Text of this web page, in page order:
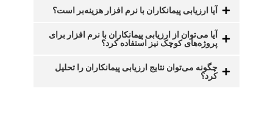
آیا ارزیابی پیمانکاران با نرم افزار هزینه‌بر است؟
آیا می‌توان از ارزیابی پیمانکاران با نرم افزار برای
پروژه‌های کوچک نیز استفاده کرد؟
چگونه می‌توان نتایج ارزیابی پیمانکاران را تحلیل
کرد؟